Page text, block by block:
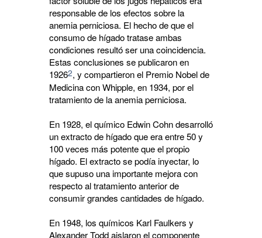
responsable de los efectos sobre la
anemia perniciosa. El hecho de que el
consumo de hígado tratase ambas
condiciones resultó ser una coincidencia.
Estas conclusiones se publicaron en
19262, y compartieron el Premio Nobel de
Medicina con Whipple, en 1934, por el
tratamiento de la anemia perniciosa.
En 1928, el químico Edwin Cohn desarrolló
un extracto de hígado que era entre 50 y
100 veces más potente que el propio
hígado. El extracto se podía inyectar, lo
que supuso una importante mejora con
respecto al tratamiento anterior de
consumir grandes cantidades de hígado.
En 1948, los químicos Karl Faulkers y
Alexander Todd aislaron el componente